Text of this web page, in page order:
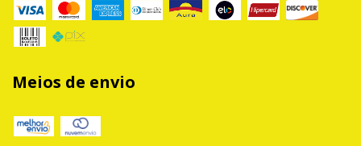
Meios de envio